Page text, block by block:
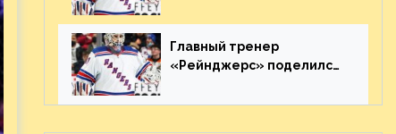
матча плей-офф. Видео
Главный тренер
«Рейнджерс» поделился
предстоящего финала